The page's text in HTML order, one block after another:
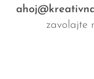
zavolajte